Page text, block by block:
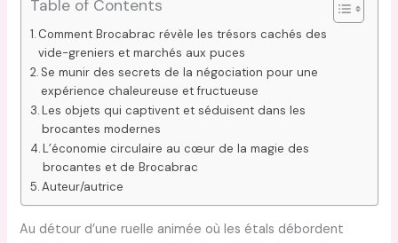
Table of Contents
Comment Brocabrac révèle les trésors cachés des
vide-greniers et marchés aux puces
Se munir des secrets de la négociation pour une
expérience chaleureuse et fructueuse
Les objets qui captivent et séduisent dans les
brocantes modernes
L’économie circulaire au cœur de la magie des
brocantes et de Brocabrac
Auteur/autrice
Au détour d’une ruelle animée où les étals débordent